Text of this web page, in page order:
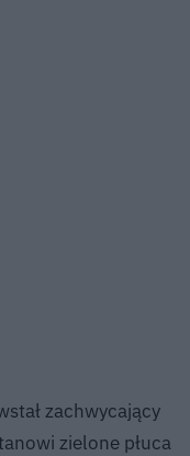
zachwycający
zielone płuca